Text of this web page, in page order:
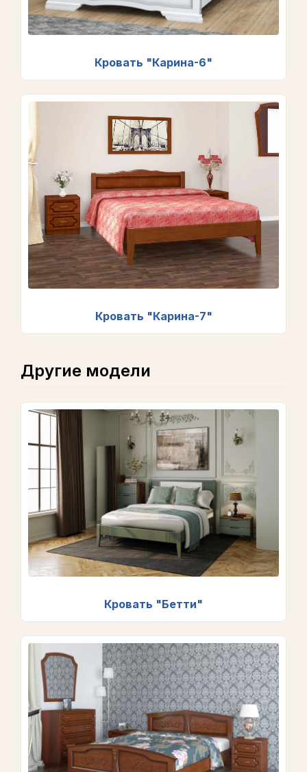
Кровать "Карина-6"
Кровать "Карина-7"
Другие модели
Кровать "Бетти"